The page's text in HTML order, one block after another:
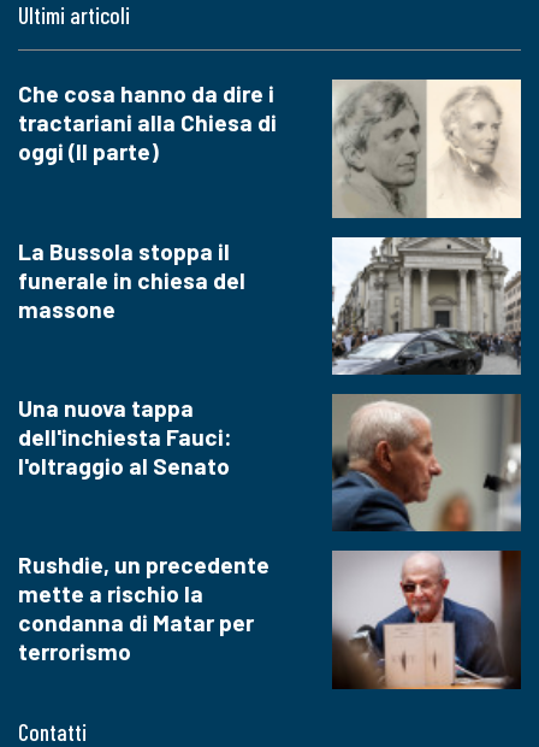
Contatti
Ultimi articoli
Che cosa hanno da dire i
tractariani alla Chiesa di
oggi (II parte)
La Bussola stoppa il
funerale in chiesa del
massone
Una nuova tappa
dell'inchiesta Fauci:
l'oltraggio al Senato
Rushdie, un precedente
mette a rischio la
condanna di Matar per
terrorismo